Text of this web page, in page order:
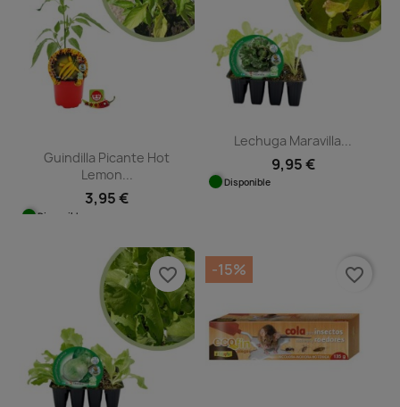
Guindilla Picante Hot
Lemon...
3,95 €
Disponible
Lechuga Maravilla...
9,95 €
Disponible
favorite_border -15% favorite_border